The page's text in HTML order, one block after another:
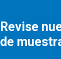
Revise
de